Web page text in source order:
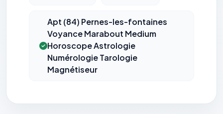
Apt (84) Pernes-les-fontaines
Voyance Marabout Medium
Horoscope Astrologie
Numérologie Tarologie
Magnétiseur